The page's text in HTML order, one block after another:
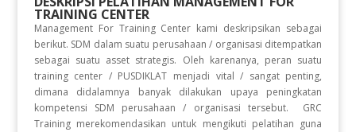
TRAINING CENTER
Management For Training Center kami deskripsikan sebagai
berikut. SDM dalam suatu perusahaan / organisasi ditempatkan
sebagai suatu asset strategis. Oleh karenanya, peran suatu
training center / PUSDIKLAT menjadi vital / sangat penting,
dimana didalamnya banyak dilakukan upaya peningkatan
kompetensi SDM perusahaan / organisasi tersebut. GRC
Training merekomendasikan untuk mengikuti pelatihan guna